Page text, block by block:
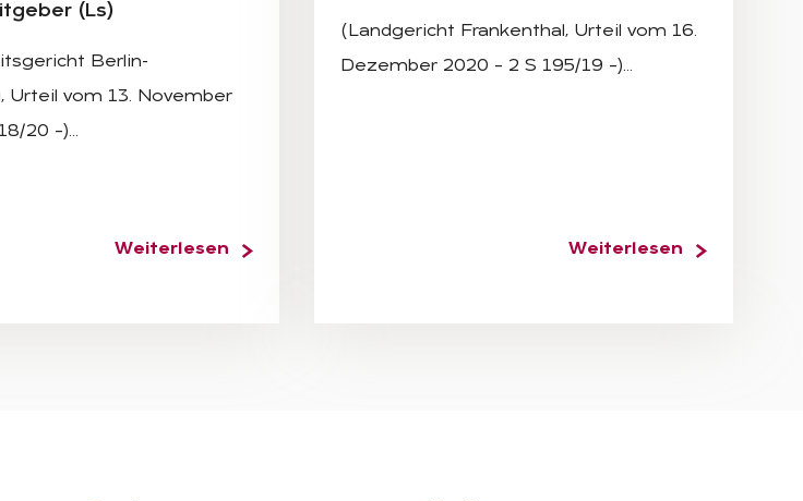
(Ls)
Berlin-
Urteil vom 13. November
20 –)…
Weiterlesen
(Landgericht Frankenthal, Urteil vom 16.
Dezember 2020 – 2 S 195/19 –)…
Weiterlesen